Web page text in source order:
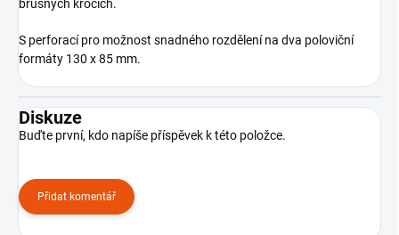
brusných krocích.
S perforací pro možnost snadného rozdělení na dva poloviční
formáty 130 x 85 mm.
Diskuze
Buďte první, kdo napíše příspěvek k této položce.
Přidat komentář